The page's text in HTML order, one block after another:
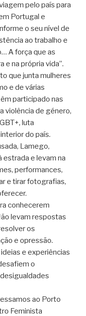
pelo país para
Portugal e
o seu nível de
ao trabalho e
A força que as
e na própria vida”.
que junta mulheres
e de várias
participado nas
violência de género,
luta
do país.
Lamego,
estrada e levam na
performances,
e tirar fotografias,
conhecerem
levam respostas
os
e opressão.
e experiências
o
ao Porto
Feminista